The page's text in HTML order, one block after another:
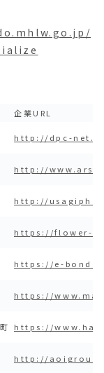
企業URL
http://dpc-
http://www.ars-
http://
https://flower-
https://e-
https://
https://
http://